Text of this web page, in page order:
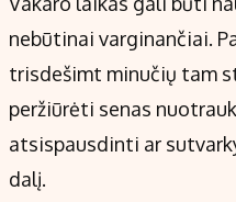
nebūtinai varginančiai.
trisdešimt minučių tam
peržiūrėti senas
atsispausdinti ar
dalį.